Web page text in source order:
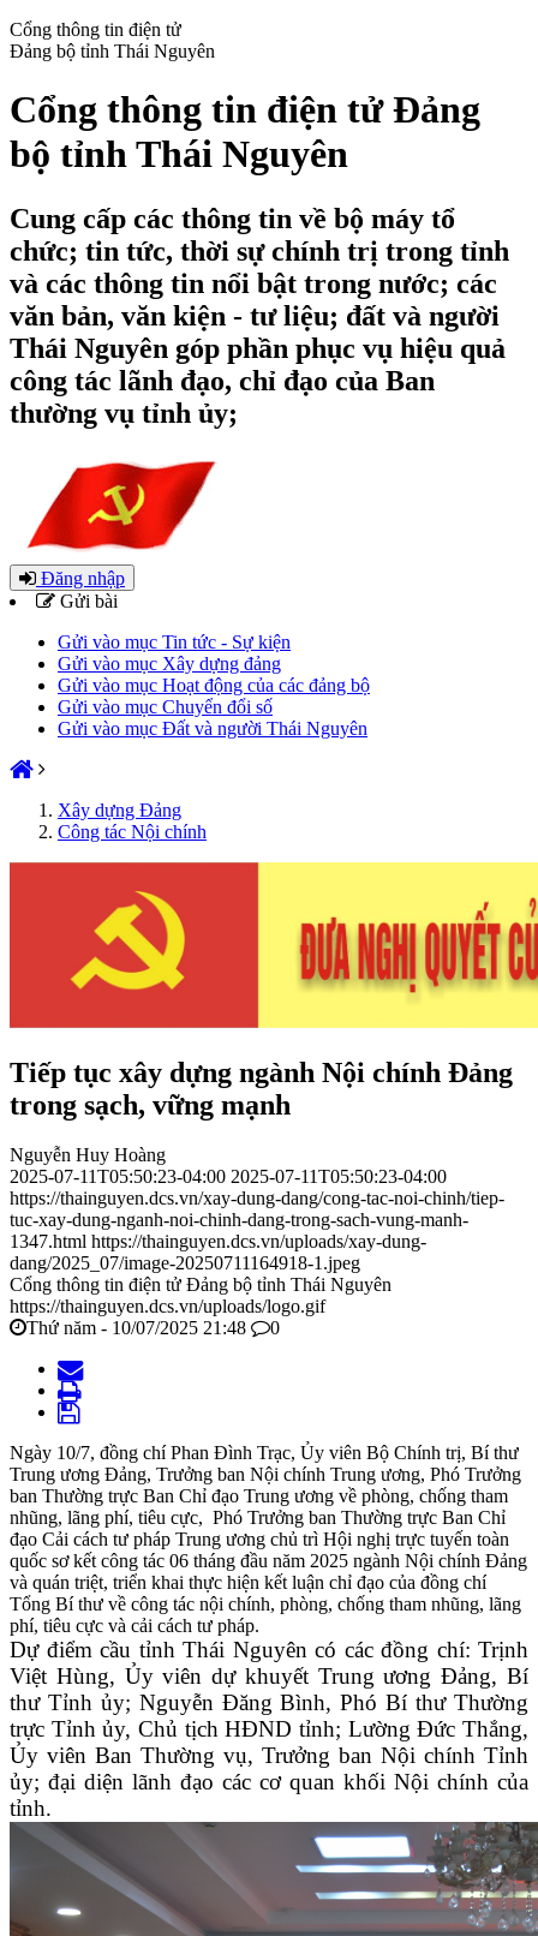
Cổng thông tin điện tử
Đảng bộ tỉnh Thái Nguyên
Cổng thông tin điện tử Đảng
bộ tỉnh Thái Nguyên
Cung cấp các thông tin về bộ máy tổ
chức; tin tức, thời sự chính trị trong tỉnh
và các thông tin nổi bật trong nước; các
văn bản, văn kiện - tư liệu; đất và người
Thái Nguyên góp phần phục vụ hiệu quả
công tác lãnh đạo, chỉ đạo của Ban
thường vụ tỉnh ủy;
Đăng nhập
Gửi bài
Gửi vào mục Tin tức - Sự kiện
Gửi vào mục Xây dựng đảng
Gửi vào mục Hoạt động của các đảng bộ
Gửi vào mục Chuyển đổi số
Gửi vào mục Đất và người Thái Nguyên
Xây dựng Đảng
Công tác Nội chính
Tiếp tục xây dựng ngành Nội chính Đảng
trong sạch, vững mạnh
Nguyễn Huy Hoàng
2025-07-11T05:50:23-04:00 2025-07-11T05:50:23-04:00
https://thainguyen.dcs.vn/xay-dung-dang/cong-tac-noi-chinh/tiep-
tuc-xay-dung-nganh-noi-chinh-dang-trong-sach-vung-manh-
1347.html https://thainguyen.dcs.vn/uploads/xay-dung-
dang/2025_07/image-20250711164918-1.jpeg
Cổng thông tin điện tử Đảng bộ tỉnh Thái Nguyên
https://thainguyen.dcs.vn/uploads/logo.gif
Thứ năm - 10/07/2025 21:48
0
Ngày 10/7, đồng chí Phan Đình Trạc, Ủy viên Bộ Chính trị, Bí thư
Trung ương Đảng, Trưởng ban Nội chính Trung ương, Phó Trưởng
ban Thường trực Ban Chỉ đạo Trung ương về phòng, chống tham
nhũng, lãng phí, tiêu cực, Phó Trưởng ban Thường trực Ban Chỉ
đạo Cải cách tư pháp Trung ương chủ trì Hội nghị trực tuyến toàn
quốc sơ kết công tác 06 tháng đầu năm 2025 ngành Nội chính Đảng
và quán triệt, triển khai thực hiện kết luận chỉ đạo của đồng chí
Tổng Bí thư về công tác nội chính, phòng, chống tham nhũng, lãng
phí, tiêu cực và cải cách tư pháp.
Dự điểm cầu tỉnh Thái Nguyên có các đồng chí: Trịnh
Việt Hùng, Ủy viên dự khuyết Trung ương Đảng, Bí
thư Tỉnh ủy; Nguyễn Đăng Bình, Phó Bí thư Thường
trực Tỉnh ủy, Chủ tịch HĐND tỉnh; Lường Đức Thắng,
Ủy viên Ban Thường vụ, Trưởng ban Nội chính Tỉnh
ủy; đại diện lãnh đạo các cơ quan khối Nội chính của
tỉnh.